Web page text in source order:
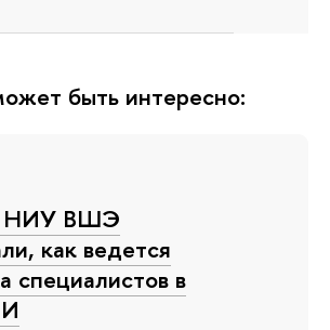
быть интересно:
НИУ ВШЭ
как ведется
специалистов в